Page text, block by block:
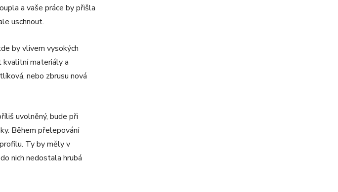
a vaše práce by přišla
uschnout.
by vlivem vysokých
materiály a
nebo zbrusu nová
uvolněný, bude při
Během přelepování
Ty by měly v
nich nedostala hrubá